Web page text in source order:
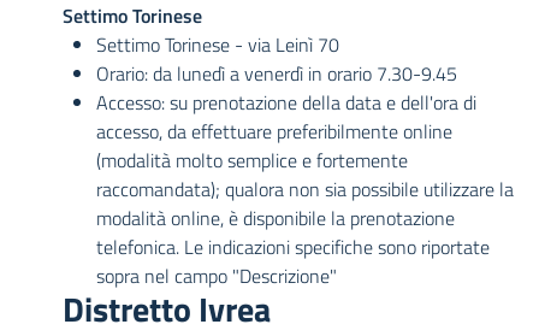
Settimo Torinese
Settimo Torinese - via Leinì 70
Orario: da lunedì a venerdì in orario 7.30-9.45
Accesso: su prenotazione della data e dell'ora di
accesso, da effettuare preferibilmente online
(modalità molto semplice e fortemente
raccomandata); qualora non sia possibile utilizzare la
modalità online, è disponibile la prenotazione
telefonica. Le indicazioni specifiche sono riportate
sopra nel campo "Descrizione"
Distretto Ivrea